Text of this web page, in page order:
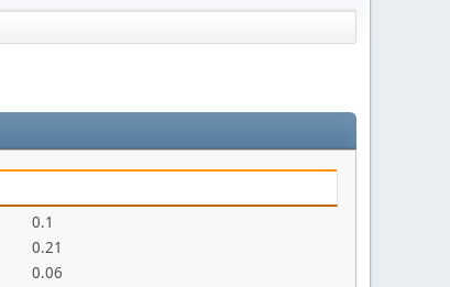
0.1
0.21
0.06